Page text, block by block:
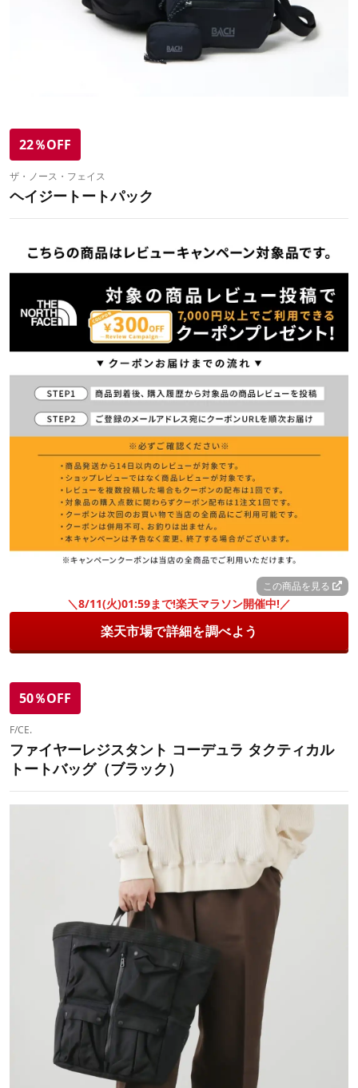
22％OFF
ザ・ノース・フェイス
ヘイジートートパック
この商品を見る
＼8/11(火)01:59まで!楽天マラソン開催中!／
楽天市場で詳細を調べよう
50％OFF
F/CE.
ファイヤーレジスタント コーデュラ タクティカル
トートバッグ（ブラック）